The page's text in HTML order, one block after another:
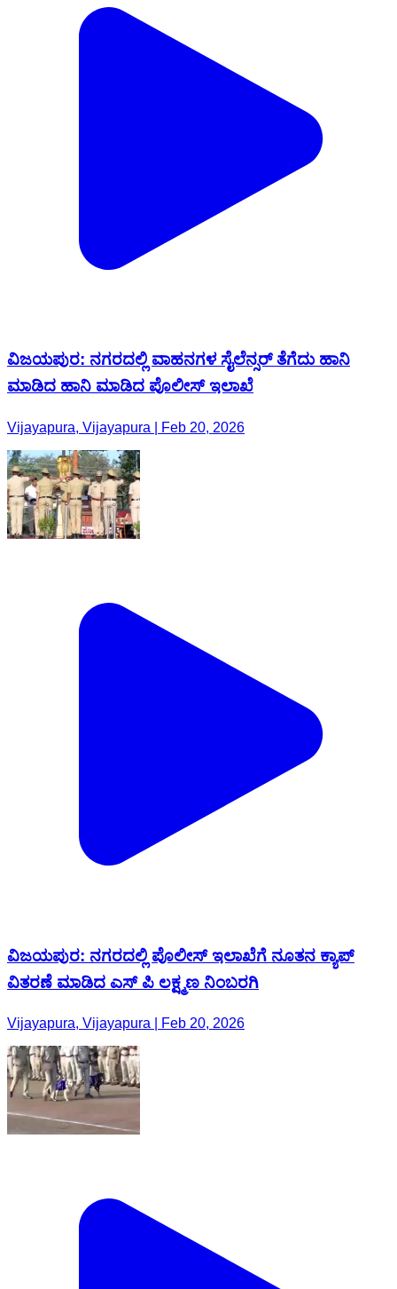
ವಿಜಯಪುರ: ನಗರದಲ್ಲಿ ವಾಹನಗಳ‌ ಸೈಲೆನ್ಸರ್ ತೆಗೆದು ಹಾನಿ‌
ಮಾಡಿದ ಹಾನಿ‌ ಮಾಡಿದ ಪೊಲೀಸ್ ಇಲಾಖೆ
Vijayapura, Vijayapura | Feb 20, 2026
ವಿಜಯಪುರ: ನಗರದಲ್ಲಿ ಪೊಲೀಸ್ ಇಲಾಖೆಗೆ ನೂತನ ಕ್ಯಾಪ್
ವಿತರಣೆ ಮಾಡಿದ ಎಸ್ ಪಿ ಲಕ್ಷ್ಮಣ ನಿಂಬರಗಿ
Vijayapura, Vijayapura | Feb 20, 2026